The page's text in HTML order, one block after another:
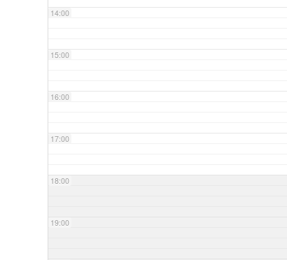
14:00
15:00
16:00
17:00
18:00
19:00